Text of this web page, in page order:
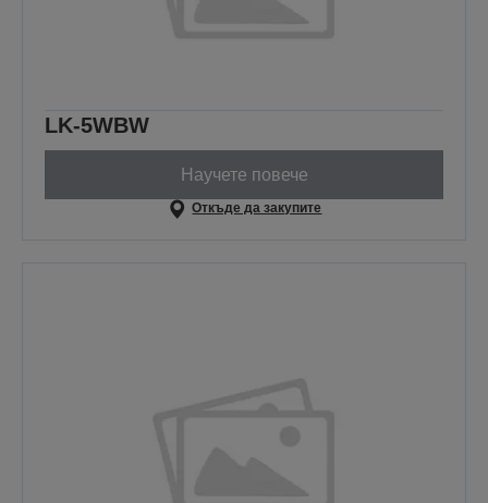
LK-5WBW
Научете повече
Откъде да закупите